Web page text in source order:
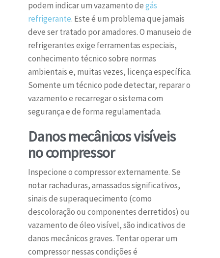
podem indicar um vazamento degás
refrigerante. Este é um problema que jamais
deve ser tratado por amadores. O manuseio de
refrigerantes exige ferramentas especiais,
conhecimento técnico sobre normas
ambientais e, muitas vezes, licença específica.
Somente um técnico pode detectar, reparar o
vazamento e recarregar o sistema com
segurança e de forma regulamentada.
Danos mecânicos visíveis
no compressor
Inspecione o compressor externamente. Se
notar rachaduras, amassados significativos,
sinais de superaquecimento (como
descoloração ou componentes derretidos) ou
vazamento de óleo visível, são indicativos de
danos mecânicos graves. Tentar operar um
compressor nessas condições é